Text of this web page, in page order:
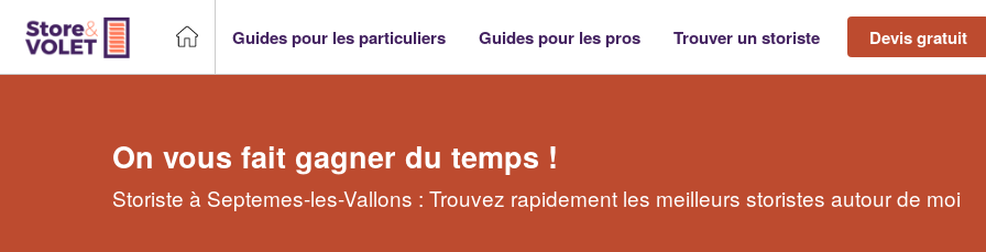
Guides pour les particuliers Guides pour les pros Trouver un storiste Devis gratuit
On vous fait gagner du temps !
Storiste à Septemes-les-Vallons : Trouvez rapidement les meilleurs storistes autour de moi